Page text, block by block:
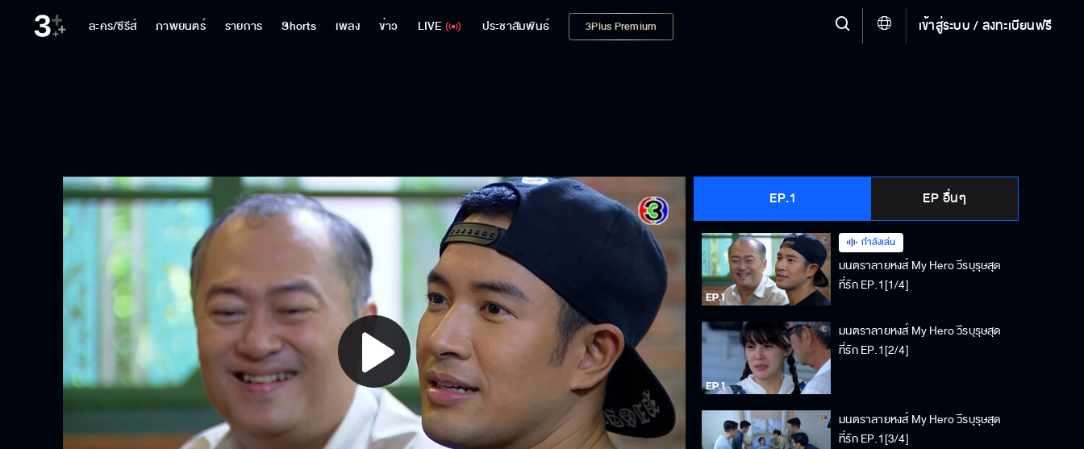
ละคร/ซีรีส์ ภาพยนตร์ รายการ Shorts เพลง ข่าว LIVE ประชาสัมพันธ์ 3Plus Premium เข้าสู่ระบบ / ลงทะเบียนฟรี
Play
Video
EP.1 EP อื่นๆ
กำลังเล่น
มนตราลายหงส์ My Hero วีรบุรุษสุด
ที่รัก EP.1[1/4]
มนตราลายหงส์ My Hero วีรบุรุษสุด
ที่รัก EP.1[2/4]
มนตราลายหงส์ My Hero วีรบุรุษสุด
ที่รัก EP.1[3/4]